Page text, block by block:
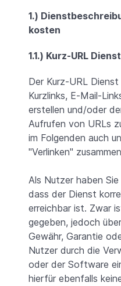
1.)
kosten
1.1.) Kurz-URL Dienst
Der Kurz-URL
Kurzlinks, E-Mail-
erstellen und/oder
Aufrufen von URLs
im Folgenden auch
"Verlinken"
Als Nutzer haben
dass der Dienst
erreichbar ist. Zwar
gegeben, jedoch
Gewähr, Garantie
Nutzer durch die
oder der Software
hierfür ebenfalls